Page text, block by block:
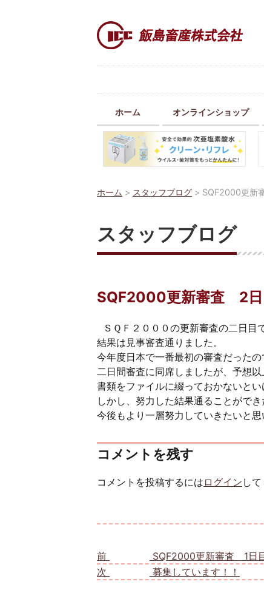
ホーム オンラインショップ
ホーム > スタッフブログ > SQF2000更新
スタッフブログ
SQF2000更新審査 2日
ＳＱＦ２０００の更新審査の二日目
結果は見事審査通りました。
今年度日本で一番最初の審査だった
二日間審査に同席しましたが、予想
書類をファイルに綴っておかないと
しかし、努力した結果通ることがで
今後もより一層努力していきたいと思
コメントを残す
コメントを投稿するには ログイン して
前
SQF2000更新審査 1日
次
募集しています！！